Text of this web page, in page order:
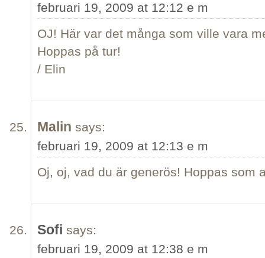
februari 19, 2009 at 12:12 e m
OJ! Här var det många som ville vara
Hoppas på tur!
/ Elin
Malin says:
februari 19, 2009 at 12:13 e m
Oj, oj, vad du är generös! Hoppas som
Sofi says:
februari 19, 2009 at 12:38 e m